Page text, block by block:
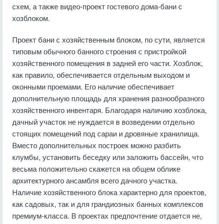
схем, а также видео-проект гостевого дома-бани с
хозблоком.
Проект бани с хозяйственным блоком, по сути, является
типовым обычного банного строения с пристройкой
хозяйственного помещения в задней его части. Хозблок,
как правило, обеспечивается отдельным выходом и
оконными проемами. Его наличие обеспечивает
дополнительную площадь для хранения разнообразного
хозяйственного инвентаря. Благодаря наличию хозблока,
дачный участок не нуждается в возведении отдельно
стоящих помещений под сараи и дровяные хранилища.
Вместо дополнительных построек можно разбить
клумбы, установить беседку или заложить бассейн, что
весьма положительно скажется на общем облике
архитектурного ансамбля всего дачного участка.
Наличие хозяйственного блока характерно для проектов,
как садовых, так и для грандиозных банных комплексов
премиум-класса. В проектах предпочтение отдается не,